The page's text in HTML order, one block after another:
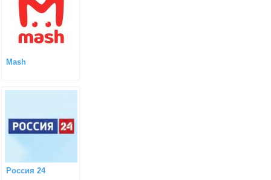
Mash
Россия 24